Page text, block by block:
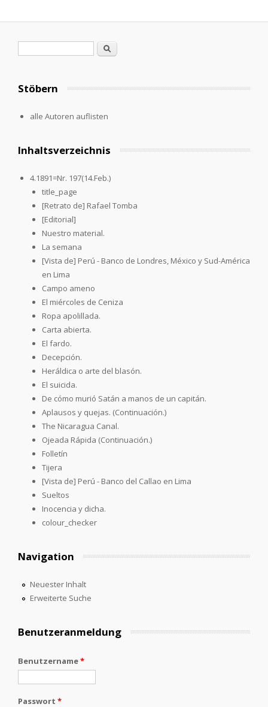
Suche
Stöbern
alle Autoren auflisten
Inhaltsverzeichnis
4.1891=Nr. 197(14.Feb.)
title_page
[Retrato de] Rafael Tomba
[Editorial]
Nuestro material.
La semana
[Vista de] Perú - Banco de Londres, México y Sud-América
en Lima
Campo ameno
El miércoles de Ceniza
Ropa apolillada.
Carta abierta.
El fardo.
Decepción.
Heráldica o arte del blasón.
El suicida.
De cómo murió Satán a manos de un capitán.
Aplausos y quejas. (Continuación.)
The Nicaragua Canal.
Ojeada Rápida (Continuación.)
Folletín
Tijera
[Vista de] Perú - Banco del Callao en Lima
Sueltos
Inocencia y dicha.
colour_checker
Navigation
Neuester Inhalt
Erweiterte Suche
Benutzeranmeldung
Benutzername*
Passwort *